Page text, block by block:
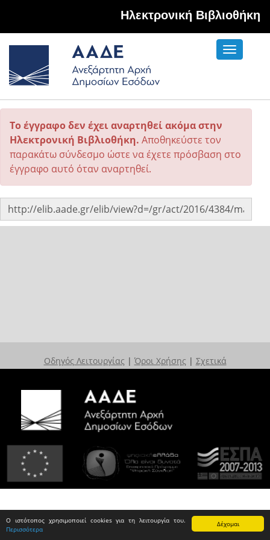
Δέχομαι
Ο ιστότοπος χρησιμοποιεί cookies για τη λειτουργία του.
Περισσότερα
Hλεκτρονική Βιβλιοθήκη
Toggle
Το έγγραφο δεν έχει αναρτηθεί ακόμα στην
Ηλεκτρονική Βιβλιοθήκη. Αποθηκεύστε τον
παρακάτω σύνδεσμο ώστε να έχετε πρόσβαση στο
έγγραφο αυτό όταν αναρτηθεί.
Οδηγός Λειτουργίας | Όροι Χρήσης | Σχετικά